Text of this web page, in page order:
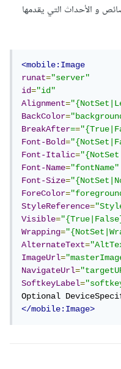
و الأحداث التي يقدمها
<mobile:Image
runat="server"
id="id"
Alignment=
BackColor=
BreakAfter==
Font-Bold=
Font-Italic=
Font-Name="fontName"
Font-Size=
ForeColor=
StyleReference=
Visible=
Wrapping=
AlternateText=
ImageUrl=
NavigateUrl=
SoftkeyLabel=
</mobile:Image>